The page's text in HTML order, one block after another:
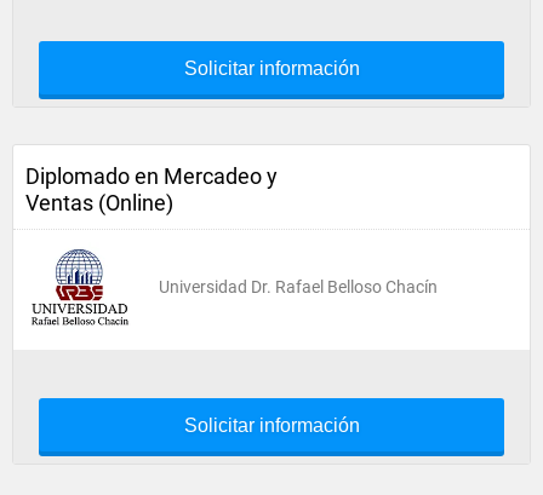
Solicitar información
Diplomado en Mercadeo y
Ventas (Online)
Universidad Dr. Rafael Belloso Chacín
Solicitar información